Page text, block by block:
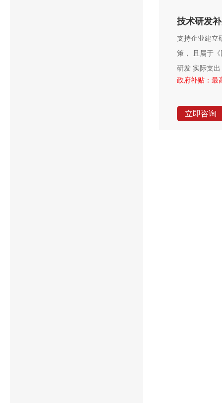
技术研发
支持企业建立
策， 且属于
研发 实际支
政府补贴：最
立即咨询